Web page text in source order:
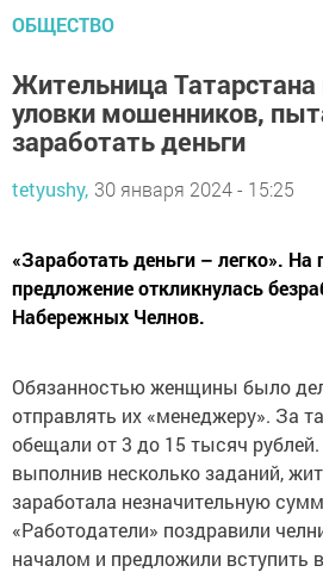
ОБЩЕСТВО
Жительница Татарстана
уловки мошенников,
заработать деньги
tetyushy, 30 января 2024 - 15:25
«Заработать деньги – легко». На
предложение откликнулась
Набережных Челнов.
Обязанностью женщины было
отправлять их «менеджеру». За
обещали от 3 до 15 тысяч
выполнив несколько заданий,
заработала незначительную
«Работодатели» поздравили
началом и предложили вступить